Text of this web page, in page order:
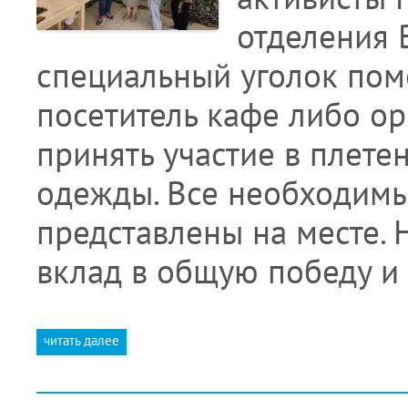
специальный уголок
посетитель кафе либо
принять участие в
одежды. Все
представлены на месте.
вклад в общую победу
читать далее